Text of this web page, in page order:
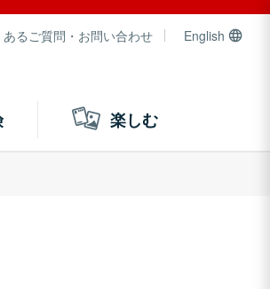
あるご質問・お問い合わせ English
楽しむ